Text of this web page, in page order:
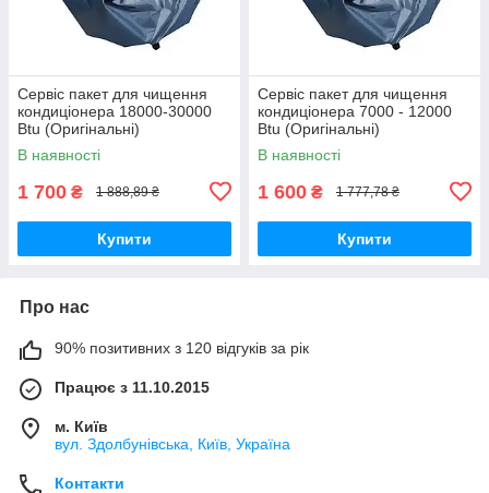
Сервіс пакет для чищення
кондиціонера 18000-30000
Btu (Оригінальні)
В наявності
1 700 ₴ 1 888,89 ₴
Купити
Сервіс пакет для чищення
кондиціонера 7000 - 12000
Btu (Оригінальні)
В наявності
1 600 ₴ 1 777,78 ₴
Купити
Про нас
90% позитивних з 120 відгуків за рік
Працює з 11.10.2015
м. Київ
вул. Здолбунівська, Київ, Україна
Контакти